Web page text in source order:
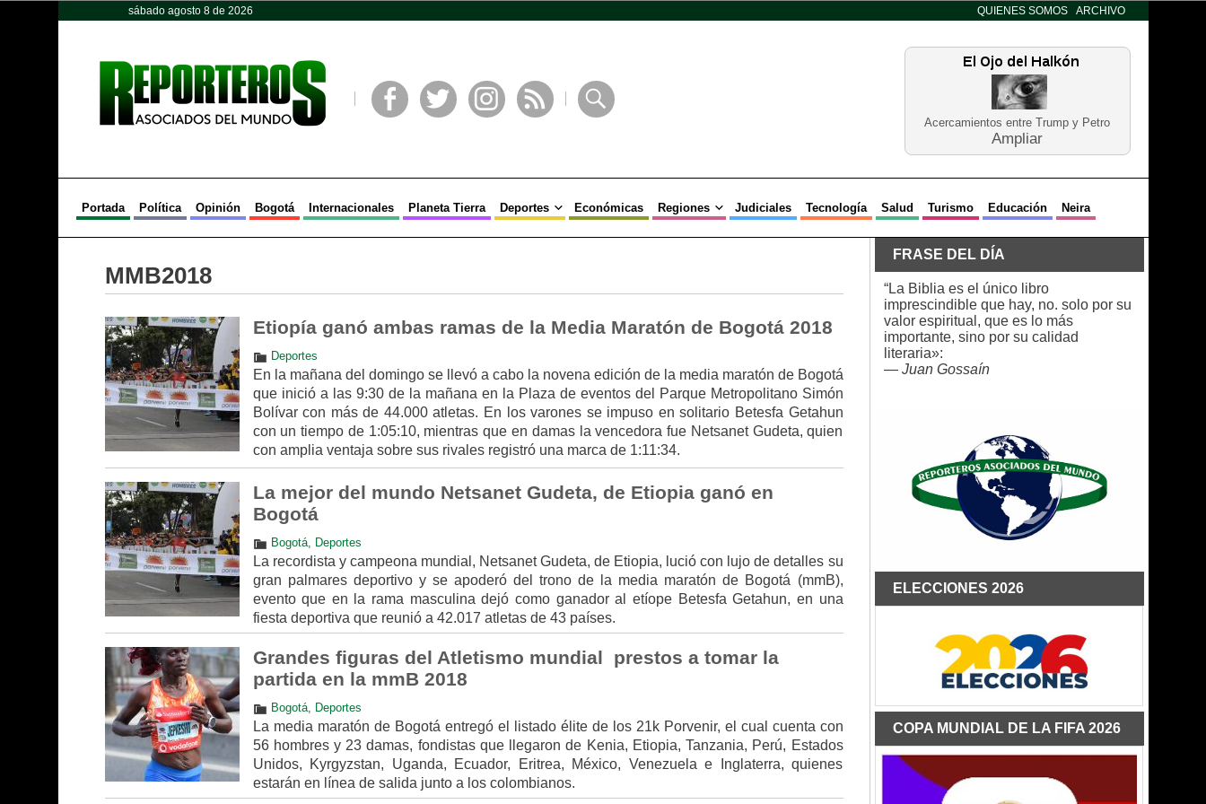
sábado agosto 8 de 2026 QUIENES SOMOS ARCHIVO
Acercamientos entre Trump y Petro
Ampliar
Portada Política Opinión Bogotá Internacionales Planeta Tierra Deportes Económicas Regiones Judiciales Tecnología Salud Turismo Educación Neira
MMB2018
Etiopía ganó ambas ramas de la Media Maratón de Bogotá 2018
Deportes
En la mañana del domingo se llevó a cabo la novena edición de la media maratón de Bogotá
que inició a las 9:30 de la mañana en la Plaza de eventos del Parque Metropolitano Simón
Bolívar con más de 44.000 atletas. En los varones se impuso en solitario Betesfa Getahun
con un tiempo de 1:05:10, mientras que en damas la vencedora fue Netsanet Gudeta, quien
con amplia ventaja sobre sus rivales registró una marca de 1:11:34.
La mejor del mundo Netsanet Gudeta, de Etiopia ganó en
Bogotá
Bogotá, Deportes
La recordista y campeona mundial, Netsanet Gudeta, de Etiopia, lució con lujo de detalles su
gran palmares deportivo y se apoderó del trono de la media maratón de Bogotá (mmB),
evento que en la rama masculina dejó como ganador al etíope Betesfa Getahun, en una
fiesta deportiva que reunió a 42.017 atletas de 43 países.
Grandes figuras del Atletismo mundial prestos a tomar la
partida en la mmB 2018
Bogotá, Deportes
La media maratón de Bogotá entregó el listado élite de los 21k Porvenir, el cual cuenta con
56 hombres y 23 damas, fondistas que llegaron de Kenia, Etiopia, Tanzania, Perú, Estados
Unidos, Kyrgyzstan, Uganda, Ecuador, Eritrea, México, Venezuela e Inglaterra, quienes
estarán en línea de salida junto a los colombianos.
FRASE DEL DÍA
“La Biblia es el único libro
imprescindible que hay, no. solo por su
valor espiritual, que es lo más
importante, sino por su calidad
literaria»:
— Juan Gossaín
ELECCIONES 2026
COPA MUNDIAL DE LA FIFA 2026
Opinión Política